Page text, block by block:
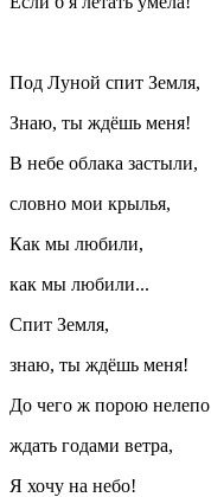
Под Луной спит Земля,
Знаю, ты ждёшь меня!
В небе облака застыли,
словно мои крылья,
Как мы любили,
как мы любили...
Спит Земля,
знаю, ты ждёшь меня!
До чего ж порою нелепо
ждать годами ветра,
Я хочу на небо!